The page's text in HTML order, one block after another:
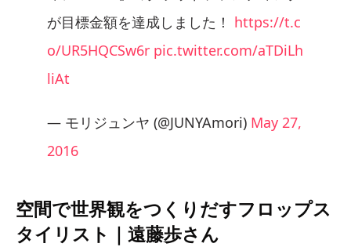
が目標金額を達成しました！ https://t.c
o/UR5HQCSw6r pic.twitter.com/aTDiLh
liAt
— モリジュンヤ (@JUNYAmori) May 27,
2016
空間で世界観をつくりだすフロップス
タイリスト｜遠藤歩さん